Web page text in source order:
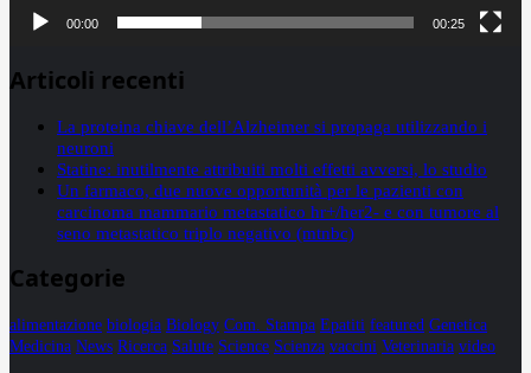
00:00 00:25
Articoli recenti
La proteina chiave dell’Alzheimer si propaga utilizzando i
neuroni
Statine: inutilmente attribuiti molti effetti avversi, lo studio
Un farmaco, due nuove opportunità per le pazienti con
carcinoma mammario metastatico hr+/her2- e con tumore al
seno metastatico triplo negativo (mtnbc)
Categorie
alimentazione biologia Biology Com. Stampa Epatiti featured Genetica
Medicina News Ricerca Salute Science Scienza vaccini Veterinaria video